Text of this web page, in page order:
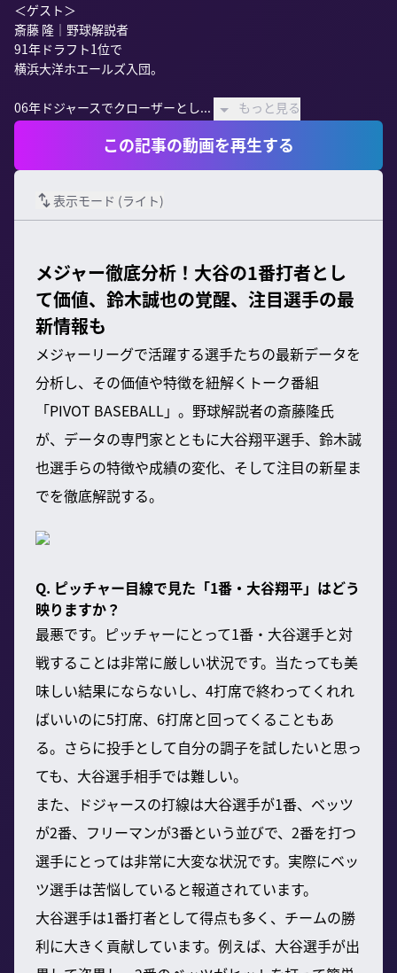
＜ゲスト＞
斎藤 隆｜野球解説者
91年ドラフト1位で
横浜大洋ホエールズ入団。
06年ドジャースでクローザーとし... もっと見る
この記事の動画を再生する
表示モード (ライト)
メジャー徹底分析！大谷の1番打者とし
て価値、鈴木誠也の覚醒、注目選手の最
新情報も
メジャーリーグで活躍する選手たちの最新データを
分析し、その価値や特徴を紐解くトーク番組
「PIVOT BASEBALL」。野球解説者の斎藤隆氏
が、データの専門家とともに大谷翔平選手、鈴木誠
也選手らの特徴や成績の変化、そして注目の新星ま
でを徹底解説する。
Q. ピッチャー目線で見た「1番・大谷翔平」はどう
映りますか？
最悪です。ピッチャーにとって1番・大谷選手と対
戦することは非常に厳しい状況です。当たっても美
味しい結果にならないし、4打席で終わってくれれ
ばいいのに5打席、6打席と回ってくることもあ
る。さらに投手として自分の調子を試したいと思っ
ても、大谷選手相手では難しい。
また、ドジャースの打線は大谷選手が1番、ベッツ
が2番、フリーマンが3番という並びで、2番を打つ
選手にとっては非常に大変な状況です。実際にベッ
ツ選手は苦悩していると報道されています。
大谷選手は1番打者として得点も多く、チームの勝
利に大きく貢献しています。例えば、大谷選手が出